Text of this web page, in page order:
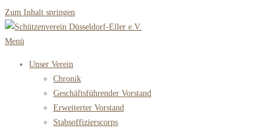
Zum Inhalt springen
Menü
Unser Verein
Chronik
Geschäftsführender Vorstand
Erweiterter Vorstand
Stabsoffizierscorps